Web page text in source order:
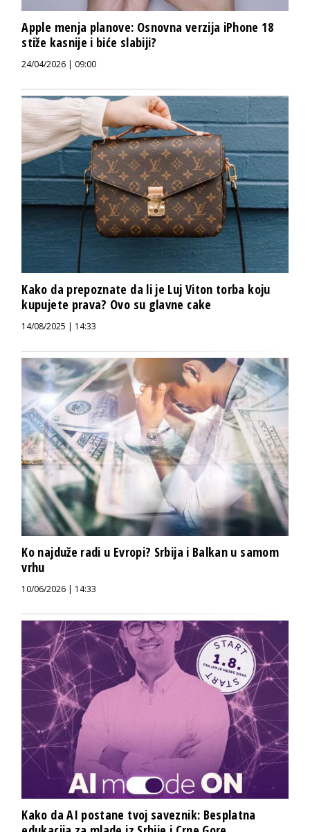
Apple menja planove: Osnovna verzija iPhone 18
stiže kasnije i biće slabiji?
24/04/2026 | 09:00
Kako da prepoznate da li je Luj Viton torba koju
kupujete prava? Ovo su glavne cake
14/08/2025 | 14:33
Ko najduže radi u Evropi? Srbija i Balkan u samom
vrhu
10/06/2026 | 14:33
Kako da AI postane tvoj saveznik: Besplatna